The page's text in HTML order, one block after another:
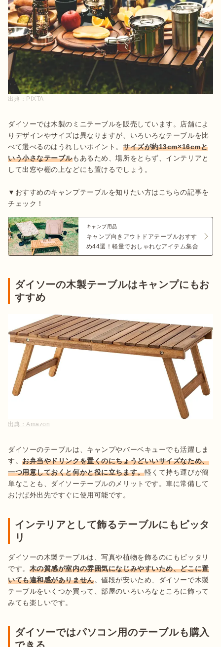
出典： PIXTA
ダイソーでは木製のミニテーブルを販売しています。店舗によ
りデザインやサイズは異なりますが、いろいろなテーブルを比
べて選べるのはうれしいポイント。 サイズが約13cm×16cmと
いう小さなテーブルもあるため、場所をとらず、インテリアと
して出窓や棚の上などにも置けるでしょう。
▼おすすめのキャンプテーブルを知りたい方はこちらの記事を
チェック！
キャンプ用品
キャンプ向きアウトドアテーブルおすす
め44選！軽量でおしゃれなアイテム集合
ダイソーの木製テーブルはキャンプにもお
すすめ
出典：Amazon
ダイソーのテーブルは、キャンプやバーベキューでも活躍しま
す。お弁当やドリンクを置くのにちょうどいいサイズなため、
一つ用意しておくと何かと役に立ちます。軽くて持ち運びが簡
単なことも、ダイソーテーブルのメリットです。車に常備して
おけば外出先ですぐに使用可能です。
インテリアとして飾るテーブルにもピッタ
リ
ダイソーの木製テーブルは、写真や植物を飾るのにもピッタリ
です。 木の質感が室内の雰囲気になじみやすいため、どこに置
いても違和感がありません。値段が安いため、ダイソーで木製
テーブルをいくつか買って、部屋のいろいろなところに飾って
ダイソーではパソコン用のテーブルも購入